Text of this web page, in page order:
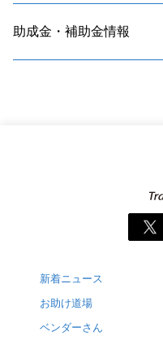
助成金・補助金情報
新着ニュース
お助け道場
ベンダーさん